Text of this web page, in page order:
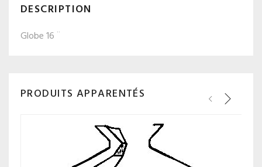
DESCRIPTION
Globe 16 ¨
PRODUITS APPARENTÉS